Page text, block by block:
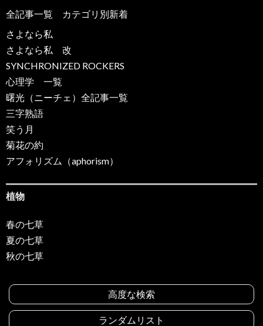
全記事一覧
カテゴリ別新着
さよなら私
さよなら私 改
SYNCHRONIZED ROCKERS
心理学 一覧
曙光（ニーチェ）全記事一覧
三字熟語
笑う月
菊花の約
アフォリズム（aphorism）
植物
春の七草
夏の七草
秋の七草
高度な検索
ランダムリスト